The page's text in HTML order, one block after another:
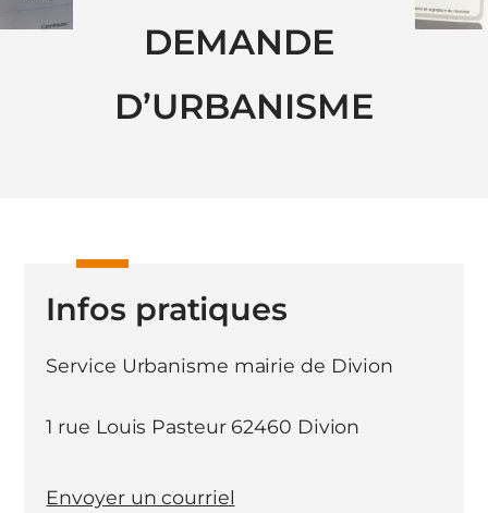
DEMANDE
D’URBANISME
Infos pratiques
Service Urbanisme mairie de Divion
1 rue Louis Pasteur 62460 Divion
Envoyer un courriel